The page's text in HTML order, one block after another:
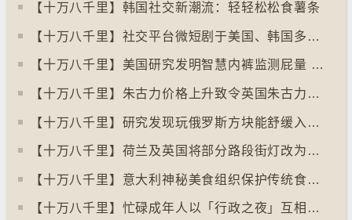
【十万八千里】韩国社交新潮流：轻轻松松食薯条
【十万八千里】社交平台微短剧于美国、韩国多地掀热潮
【十万八千里】美国研究发明智慧内裤监测屁量 以助改善消化系统
【十万八千里】朱古力价格上升致令英国朱古力盗窃案高升
【十万八千里】研究发现玩俄罗斯方块能舒缓入侵性创伤后遗症
【十万八千里】荷兰及英国将部分路段街灯改为红色
【十万八千里】意大利神秘美食组织保护传统食物、烹饪方法和菜肴
【十万八千里】忙碌成年人以「行政之夜」互相督促完成搁置私务